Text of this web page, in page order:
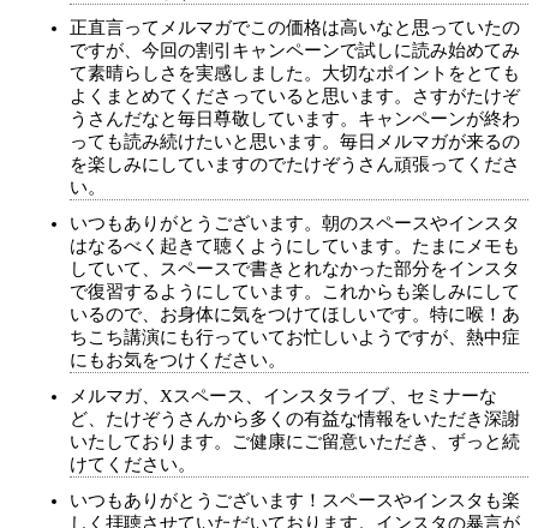
正直言ってメルマガでこの価格は高いなと思っていたの
ですが、今回の割引キャンペーンで試しに読み始めてみ
て素晴らしさを実感しました。大切なポイントをとても
よくまとめてくださっていると思います。さすがたけぞ
うさんだなと毎日尊敬しています。キャンペーンが終わ
っても読み続けたいと思います。毎日メルマガが来るの
を楽しみにしていますのでたけぞうさん頑張ってくださ
い。
いつもありがとうございます。朝のスペースやインスタ
はなるべく起きて聴くようにしています。たまにメモも
していて、スペースで書きとれなかった部分をインスタ
で復習するようにしています。これからも楽しみにして
いるので、お身体に気をつけてほしいです。特に喉！あ
ちこち講演にも行っていてお忙しいようですが、熱中症
にもお気をつけください。
メルマガ、Xスペース、インスタライブ、セミナーな
ど、たけぞうさんから多くの有益な情報をいただき深謝
いたしております。ご健康にご留意いただき、ずっと続
けてください。
いつもありがとうございます！スペースやインスタも楽
しく拝聴させていただいております。インスタの暴言が